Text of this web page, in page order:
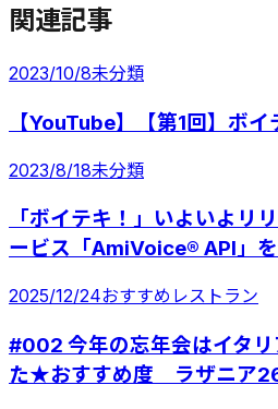
関連記事
2023/10/8未分類
【YouTube】【第1回】ボイ
2023/8/18未分類
「ボイテキ！」いよいよリ
ービス「AmiVoice® API」を
2025/12/24おすすめレストラン
#002 今年の忘年会はイタ
た★おすすめ度 ラザニア